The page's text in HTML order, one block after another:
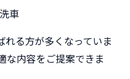
車
れる方が多くなっていま
な内容をご提案できま